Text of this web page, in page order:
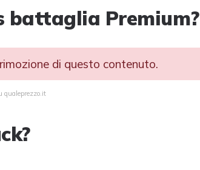
battaglia Premium?
di questo contenuto.
qualeprezzo.it